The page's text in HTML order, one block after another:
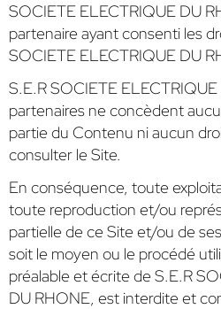
SOCIETE ELECTRIQUE DU
partenaire ayant consenti les
SOCIETE ELECTRIQUE DU
S.E.R SOCIETE
partenaires ne concèdent
partie du Contenu ni aucun
consulter le Site.
En conséquence, toute
toute reproduction et/ou
partielle de ce Site et/ou de
soit le moyen ou le procédé
préalable et écrite de S.E.R
DU RHONE, est interdite et